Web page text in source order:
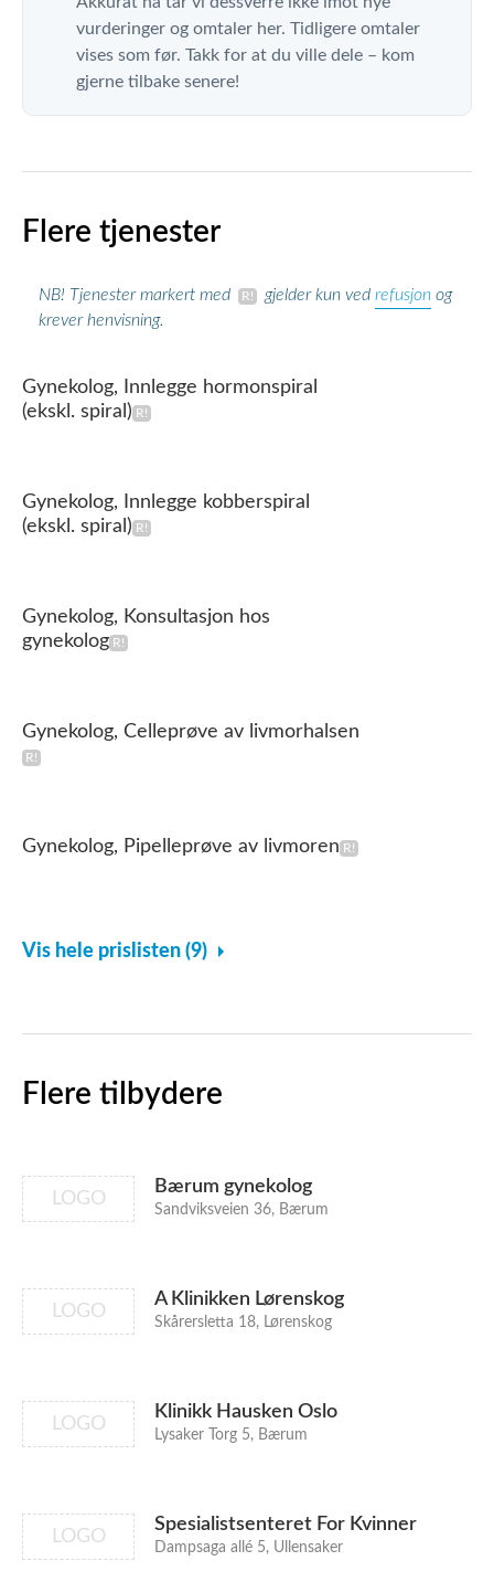
vurderinger og omtaler her. Tidligere omtaler
vises som før. Takk for at du ville dele – kom
gjerne tilbake senere!
Flere tjenester
NB! Tjenester markert med gjelder kun ved refusjon og
krever henvisning.
Gynekolog, Innlegge hormonspiral
(ekskl. spiral)
Gynekolog, Innlegge kobberspiral
(ekskl. spiral)
Gynekolog, Konsultasjon hos
gynekolog
Gynekolog, Celleprøve av livmorhalsen
Gynekolog, Pipelleprøve av livmoren
Vis hele prislisten (9)
Flere tilbydere
LOGO
Bærum gynekolog
Sandviksveien 36, Bærum
LOGO
A Klinikken Lørenskog
Skårersletta 18, Lørenskog
LOGO
Klinikk Hausken Oslo
Lysaker Torg 5, Bærum
LOGO
Spesialistsenteret For Kvinner
Dampsaga allé 5, Ullensaker